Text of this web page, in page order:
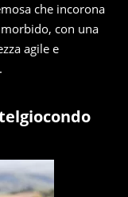
che incorona
con una
agile e